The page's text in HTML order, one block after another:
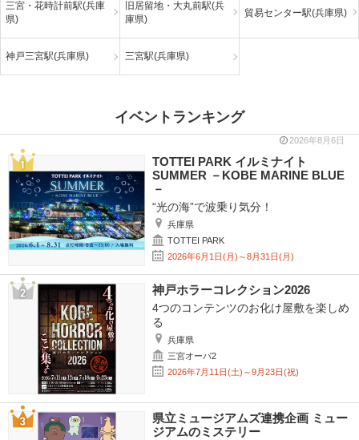
三宮・花時計前駅(兵庫
県)
旧居留地・大丸前駅(兵
庫県)
貿易センター駅(兵庫県)
神戸三宮駅(兵庫県) 三宮駅(兵庫県)
イベントランキング
2026年8月6日
TOTTEI PARK イルミナイト
SUMMER －KOBE MARINE BLUE
－
“光の海”で波乗り気分！
兵庫県
TOTTEI PARK
2026年6月1日(月)～8月31日(月)
神戸ホラーコレクション2026
4つのコンテンツのお化け屋敷を楽しめ
る
兵庫県
三宮オーパ2
2026年7月11日(土)～9月23日(祝)
県立ミュージアムズ連携企画 ミュー
ジアムのミステリー